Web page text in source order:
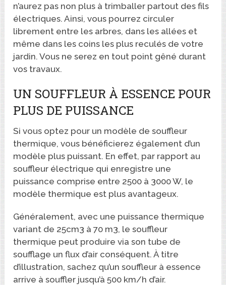
n’aurez pas non plus à trimballer partout des fils
électriques. Ainsi, vous pourrez circuler
librement entre les arbres, dans les allées et
même dans les coins les plus reculés de votre
jardin. Vous ne serez en tout point gêné durant
vos travaux.
UN SOUFFLEUR À ESSENCE POUR
PLUS DE PUISSANCE
Si vous optez pour un modèle de souffleur
thermique, vous bénéficierez également d’un
modèle plus puissant. En effet, par rapport au
souffleur électrique qui enregistre une
puissance comprise entre 2500 à 3000 W, le
modèle thermique est plus avantageux.
Généralement, avec une puissance thermique
variant de 25cm3 à 70 m3, le souffleur
thermique peut produire via son tube de
soufflage un flux d’air conséquent. À titre
d’illustration, sachez qu’un souffleur à essence
arrive à souffler jusqu’à 500 km/h d’air.